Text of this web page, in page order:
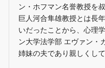
ン・ホフマン名誉教授を
巨人河合隼雄教授とは長
いだったことから、心理
ン大学法学部 エヴァン・
姉妹の夫であり親しくして